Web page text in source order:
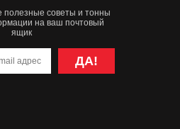
полезные советы и тонны
на ваш почтовый
ящик
ДА!